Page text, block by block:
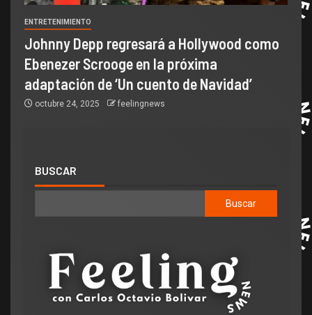
ENTRETENIMIENTO
Johnny Depp regresará a Hollywood como
Ebenezer Scrooge en la próxima
adaptación de ‘Un cuento de Navidad’
octubre 24, 2025 feelingnews
BUSCAR
Buscar